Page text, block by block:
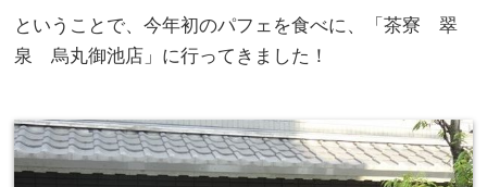
ということで、今年初のパフェを食べに、「茶寮 翠
泉 烏丸御池店」に行ってきました！